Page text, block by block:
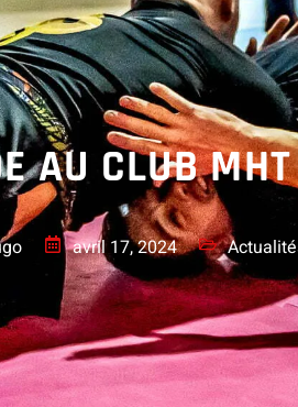
AU CLUB
avril 17, 2024